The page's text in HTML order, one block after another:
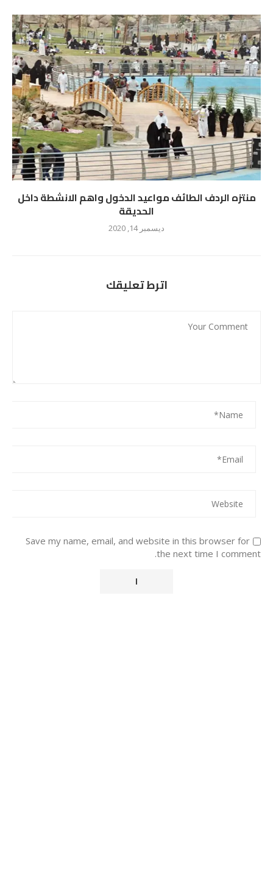
منتزه ‌الردف‌ ‌الطائف‌ مواعيد الدخول واهم الانشطة داخل
الحديقة
ديسمبر 14, 2020
اترط تعليقك
Save my name, email, and website in this browser for
the next time I comment.